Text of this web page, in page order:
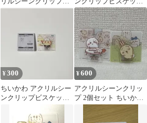
ラッコ ビスケット
ト あのこ でかつよ
¥300
ちいかわ アクリルシー
ンクリップビスケット
¥600
アクリルシーンクリッ
プ 2個セット ちいかわ